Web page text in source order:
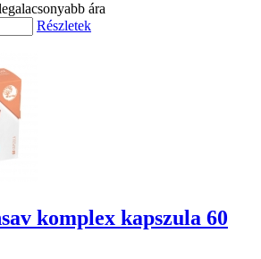
ára
Részletek
komplex kapszula 60